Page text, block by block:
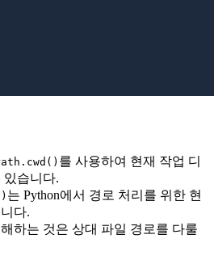
를 사용하여 현재 작업 디
있습니다.
는 Python에서 경로 처리를 위한 현
다.
하는 것은 상대 파일 경로를 다룰